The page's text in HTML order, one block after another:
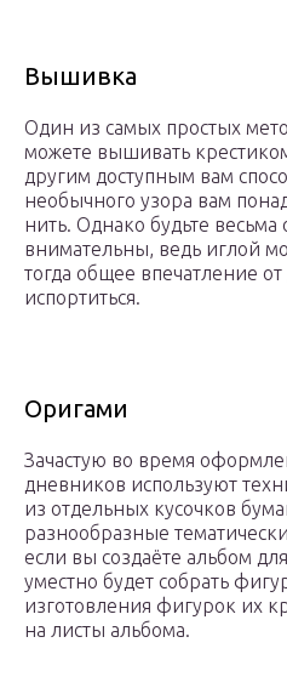
Вышивка
Один из самых простых
можете вышивать
другим доступным вам
необычного узора вам
нить. Однако будьте
внимательны, ведь иглой
тогда общее впечатление
испортиться.
Оригами
Зачастую во время
дневников используют
из отдельных кусочков
разнообразные
если вы создаёте альбом
уместно будет собрать
изготовления фигурок их
на листы альбома.